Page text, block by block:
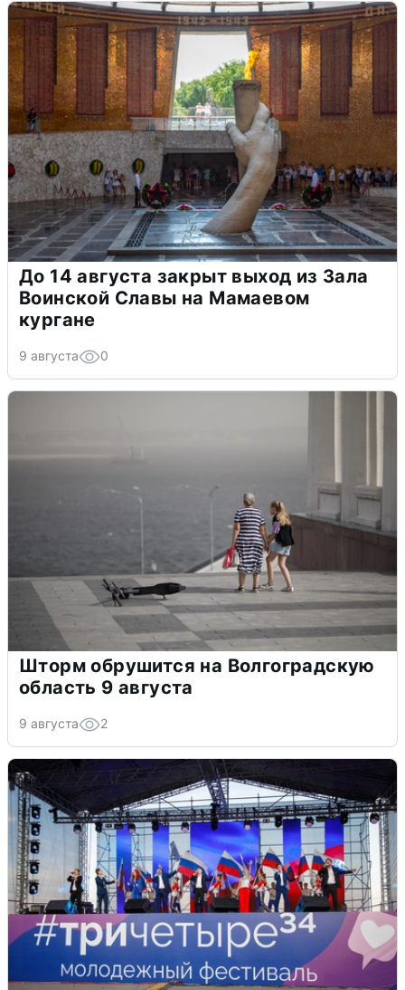
До 14 августа закрыт выход из Зала
Воинской Славы на Мамаевом
кургане
9 августа 0
Шторм обрушится на Волгоградскую
область 9 августа
9 августа 2